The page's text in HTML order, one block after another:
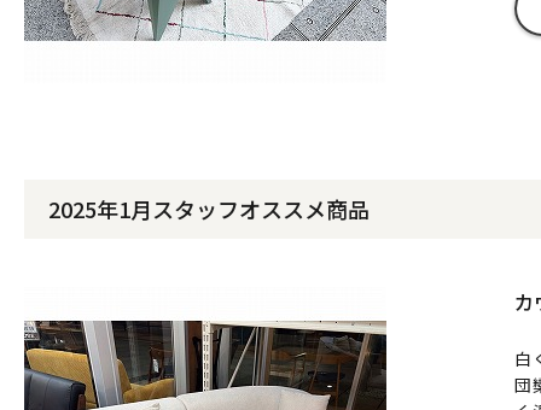
2025年1月スタッフオススメ商品
カ
白
団